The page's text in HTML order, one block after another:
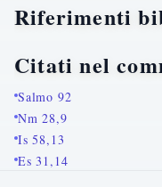
Riferimenti
Citati nel
Salmo 92
Nm 28,9
Is 58,13
Es 31,14